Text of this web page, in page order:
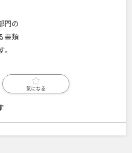
門の
書類
気になる